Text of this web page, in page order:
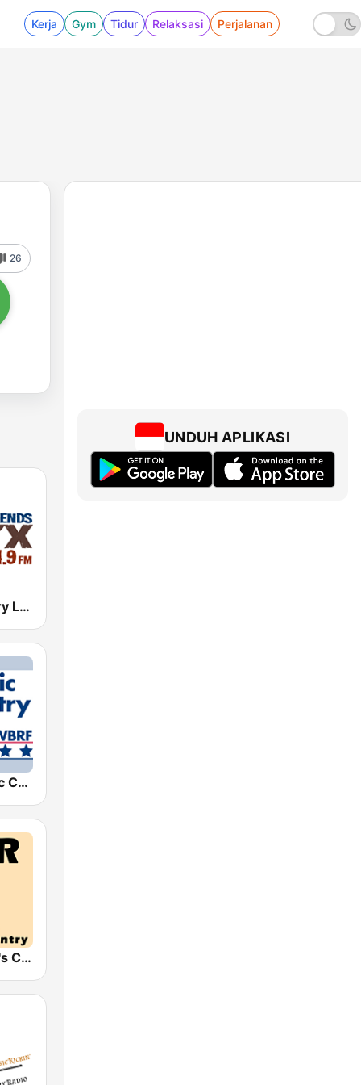
Kerja Gym Tidur Relaksasi Perjalanan
26
KKYX Country Legends 680 AM
WBRF Classic Country 98.1 FM
HPR2: Today's Classic Country
UNDUH APLIKASI